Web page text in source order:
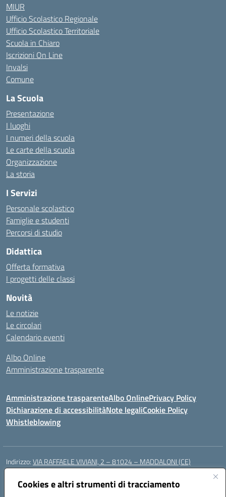
Cookies e altri strumenti di tracciamento
MIUR
Ufficio Scolastico Regionale
Ufficio Scolastico Territoriale
Scuola in Chiaro
Iscrizioni On Line
Invalsi
Comune
La Scuola
Presentazione
I luoghi
I numeri della scuola
Le carte della scuola
Organizzazione
La storia
I Servizi
Personale scolastico
Famiglie e studenti
Percorsi di studio
Didattica
Offerta formativa
I progetti delle classi
Novità
Le notizie
Le circolari
Calendario eventi
Albo Online
Amministrazione trasparente
Amministrazione trasparenteAlbo OnlinePrivacy Policy
Dichiarazione di accessibilitàNote legaliCookie Policy
Whistleblowing
Indirizzo:VIA RAFFAELE VIVIANI, 2 – 81024 – MADDALONI (CE)
Centralino:
Posta elettronica certificata (PEC):ceic8av00r@pec.istruzione.it